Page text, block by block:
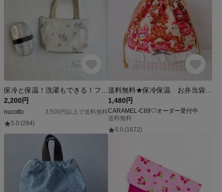
2,200円
nucotto
3,500円以上で送料無料
5.0 (294)
1,480円
CARAMEL-C69♡オーダー受付中
送料無料
5.0 (1672)